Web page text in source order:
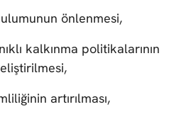
önlenmesi,
kalkınma politikalarının
artırılması,